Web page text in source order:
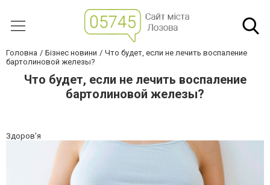
Головна Бізнес новини
Что будет, если не лечить воспаление
бартолиновой железы?
Что будет, если не лечить воспаление
бартолиновой железы?
Здоров'я